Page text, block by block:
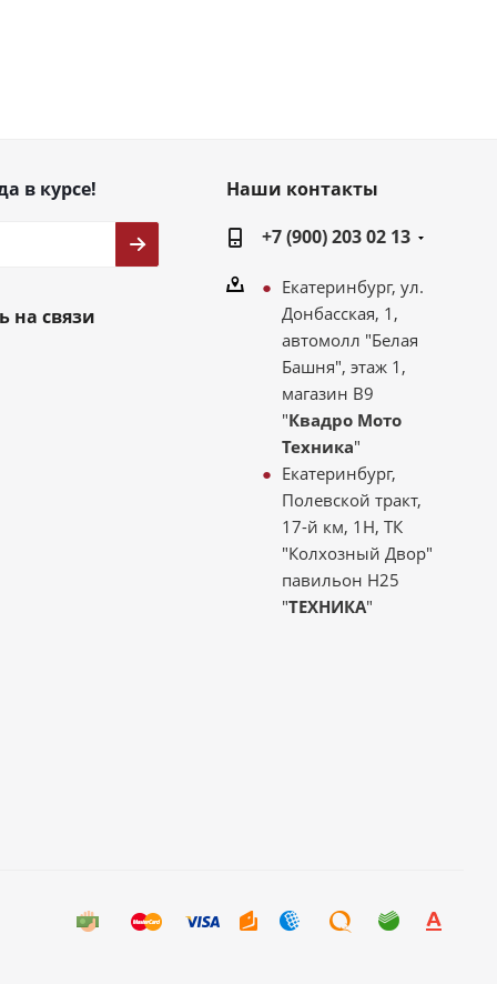
в курсе!
на связи
Наши контакты
+7 (900) 203 02 13
Екатеринбург, ул.
Донбасская, 1,
автомолл "Белая
Башня", этаж 1,
магазин В9
"Квадро Мото
Техника"
Екатеринбург,
Полевской тракт,
17-й км, 1Н, ТК
"Колхозный Двор"
павильон Н25
"ТЕХНИКА"